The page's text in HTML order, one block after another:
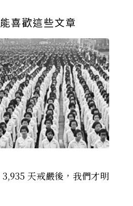
喜歡這些文章
天戒嚴後，我們才明